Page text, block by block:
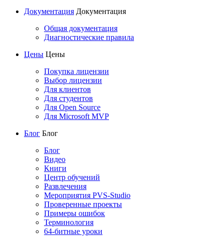
Документация Документация
Общая документация
Диагностические правила
Цены Цены
Покупка лицензии
Выбор лицензии
Для клиентов
Для студентов
Для Open Source
Для Microsoft MVP
Блог Блог
Блог
Видео
Книги
Центр обучений
Развлечения
Мероприятия PVS-Studio
Проверенные проекты
Примеры ошибок
Терминология
64-битные уроки